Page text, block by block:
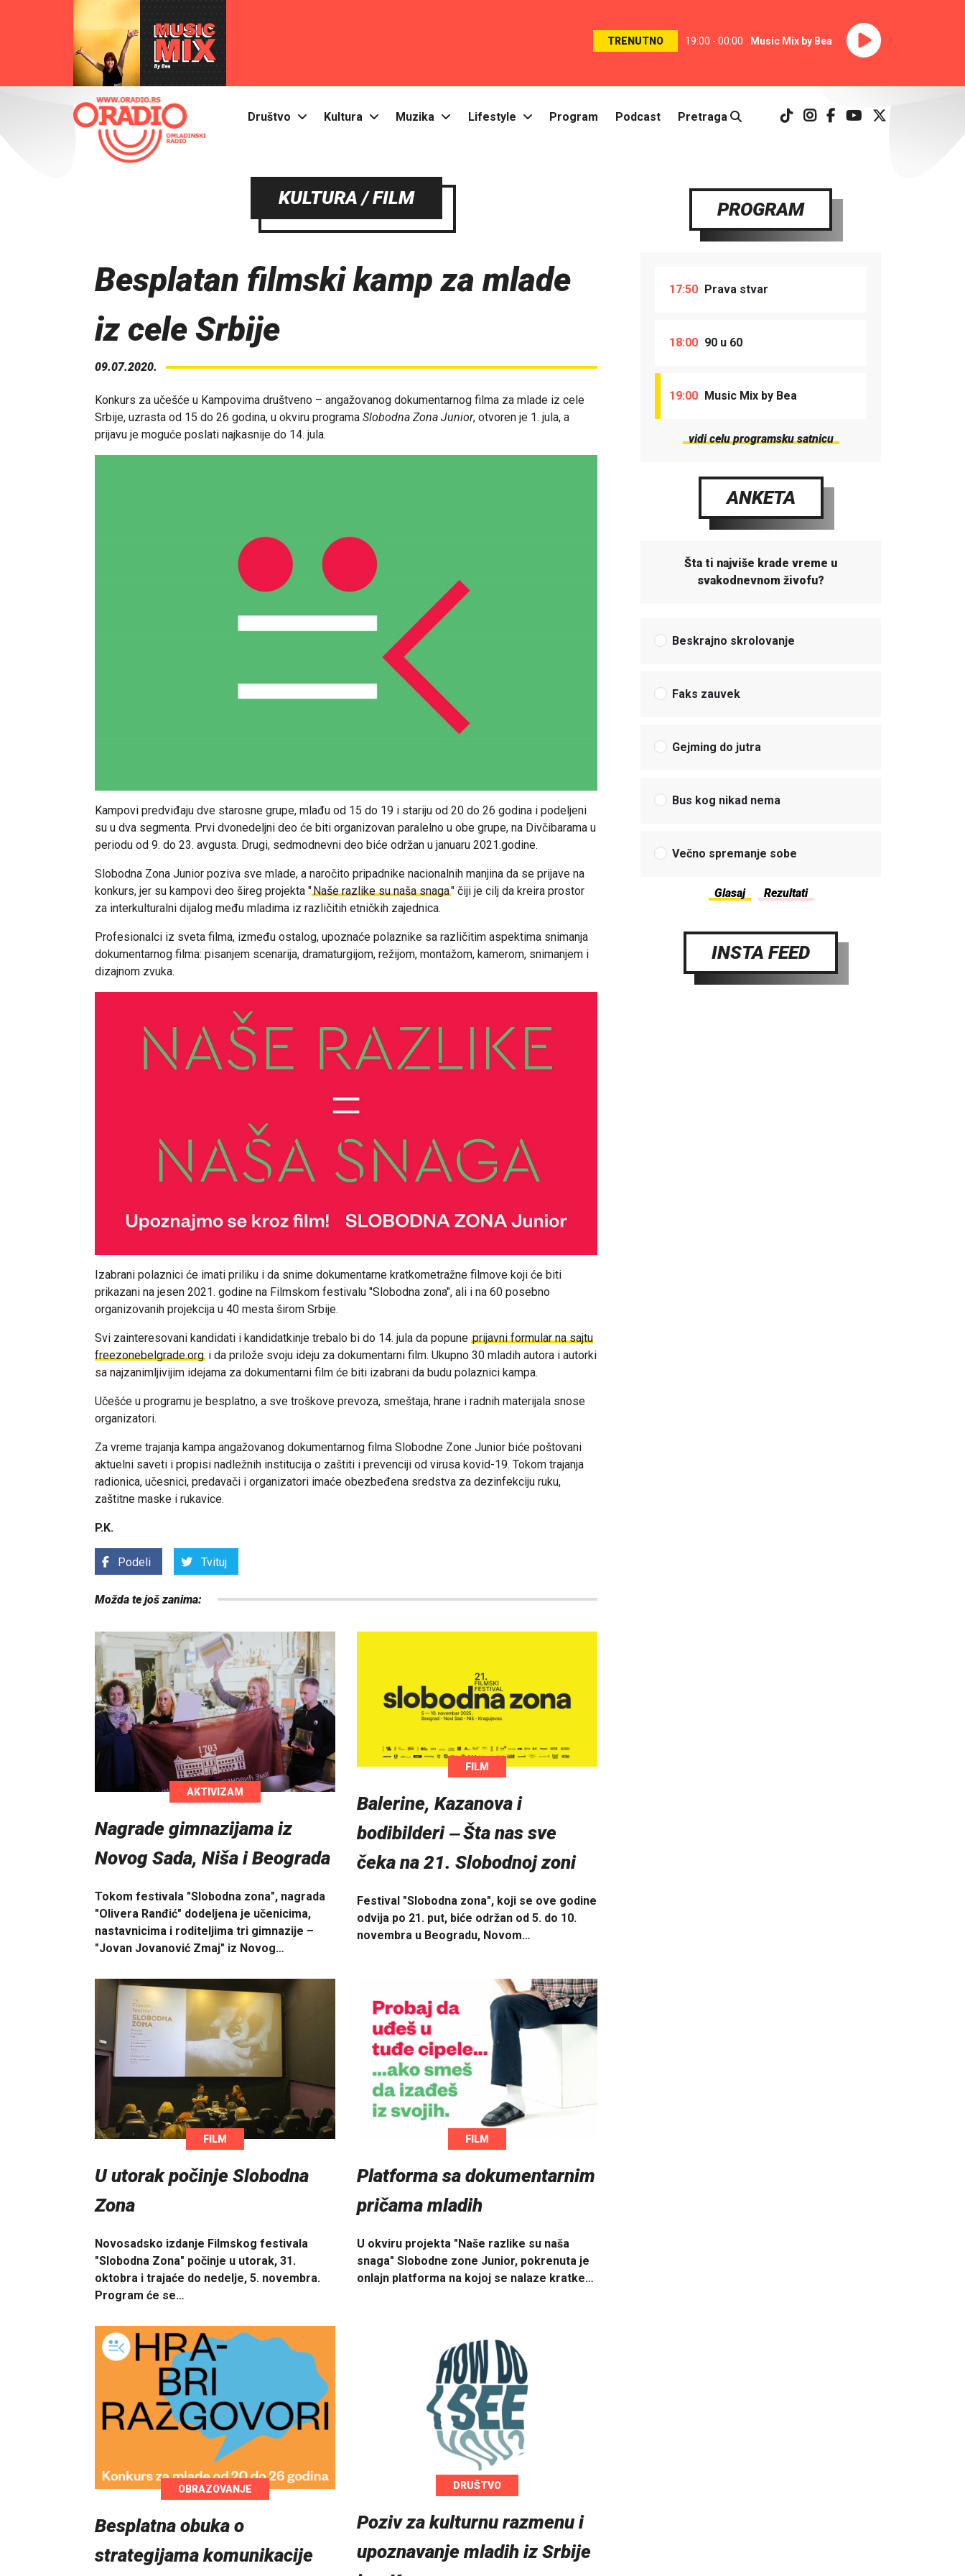
TRENUTNO 19:00 - 00:00 Music Mix by Bea
Društvo Kultura Muzika Lifestyle Program Podcast Pretraga
KULTURA / FILM
Besplatan filmski kamp za mlade
iz cele Srbije
09.07.2020.
Konkurs za učešće u Kampovima društveno – angažovanog dokumentarnog filma za mlade iz cele
Srbije, uzrasta od 15 do 26 godina, u okviru programa Slobodna Zona Junior, otvoren je 1. jula, a
prijavu je moguće poslati najkasnije do 14. jula.
Kampovi predviđaju dve starosne grupe, mlađu od 15 do 19 i stariju od 20 do 26 godina i podeljeni
su u dva segmenta. Prvi dvonedeljni deo će biti organizovan paralelno u obe grupe, na Divčibarama u
periodu od 9. do 23. avgusta. Drugi, sedmodnevni deo biće održan u januaru 2021.godine.
Slobodna Zona Junior poziva sve mlade, a naročito pripadnike nacionalnih manjina da se prijave na
konkurs, jer su kampovi deo šireg projekta "Naše razlike su naša snaga" čiji je cilj da kreira prostor
za interkulturalni dijalog među mladima iz različitih etničkih zajednica.
Profesionalci iz sveta filma, između ostalog, upoznaće polaznike sa različitim aspektima snimanja
dokumentarnog filma: pisanjem scenarija, dramaturgijom, režijom, montažom, kamerom, snimanjem i
dizajnom zvuka.
Izabrani polaznici će imati priliku i da snime dokumentarne kratkometražne filmove koji će biti
prikazani na jesen 2021. godine na Filmskom festivalu "Slobodna zona", ali i na 60 posebno
organizovanih projekcija u 40 mesta širom Srbije.
Svi zainteresovani kandidati i kandidatkinje trebalo bi do 14. jula da popune prijavni formular na sajtu
freezonebelgrade.org i da prilože svoju ideju za dokumentarni film. Ukupno 30 mladih autora i autorki
sa najzanimljivijim idejama za dokumentarni film će biti izabrani da budu polaznici kampa.
Učešće u programu je besplatno, a sve troškove prevoza, smeštaja, hrane i radnih materijala snose
organizatori.
Za vreme trajanja kampa angažovanog dokumentarnog filma Slobodne Zone Junior biće poštovani
aktuelni saveti i propisi nadležnih institucija o zaštiti i prevenciji od virusa kovid-19. Tokom trajanja
radionica, učesnici, predavači i organizatori imaće obezbeđena sredstva za dezinfekciju ruku,
zaštitne maske i rukavice.
P.K.
Podeli Tvituj
Možda te još zanima:
AKTIVIZAM
Nagrade gimnazijama iz
Novog Sada, Niša i Beograda
Tokom festivala "Slobodna zona", nagrada
"Olivera Ranđić" dodeljena je učenicima,
nastavnicima i roditeljima tri gimnazije –
"Jovan Jovanović Zmaj" iz Novog…
FILM
Balerine, Kazanova i
bodibilderi ‒ Šta nas sve
čeka na 21. Slobodnoj zoni
Festival "Slobodna zona", koji se ove godine
odvija po 21. put, biće održan od 5. do 10.
novembra u Beogradu, Novom…
FILM
U utorak počinje Slobodna
Zona
Novosadsko izdanje Filmskog festivala
"Slobodna Zona" počinje u utorak, 31.
oktobra i trajaće do nedelje, 5. novembra.
Program će se…
FILM
Platforma sa dokumentarnim
pričama mladih
U okviru projekta "Naše razlike su naša
snaga" Slobodne zone Junior, pokrenuta je
onlajn platforma na kojoj se nalaze kratke…
OBRAZOVANJE
Besplatna obuka o
strategijama komunikacije
DRUŠTVO
Poziv za kulturnu razmenu i
upoznavanje mladih iz Srbije
PROGRAM
17:50 Prava stvar
18:00 90 u 60
19:00 Music Mix by Bea
vidi celu programsku satnicu
ANKETA
Šta ti najviše krade vreme u
svakodnevnom živofu?
Beskrajno skrolovanje
Faks zauvek
Gejming do jutra
Bus kog nikad nema
Večno spremanje sobe
INSTA FEED